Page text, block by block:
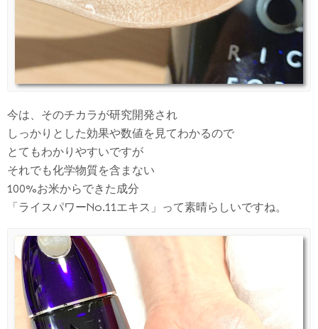
今は、そのチカラが研究開発され
しっかりとした効果や数値を見てわかるので
とてもわかりやすいですが
それでも化学物質を含まない
100%お米からできた成分
「ライスパワーNo.11エキス」って素晴らしいですね。